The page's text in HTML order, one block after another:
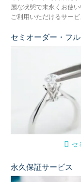
麗な状態で末永くお使
ご利用いただけるサービ
セミオーダー・フ
セ
永久保証サービス